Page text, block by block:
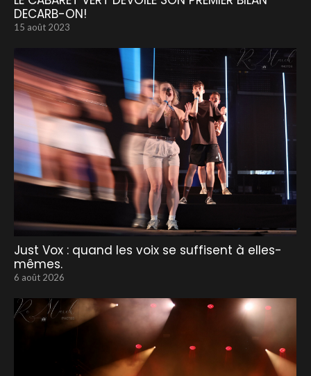
DECARB-ON!
15 août 2023
Just Vox : quand les voix se suffisent à elles-
mêmes.
6 août 2026